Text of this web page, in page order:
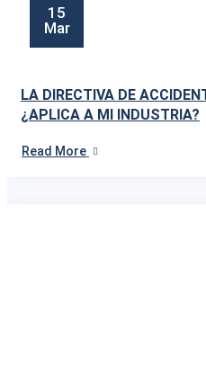
15
Mar
LA DIRECTIVA DE
¿APLICA A MI INDUSTRIA?
Read More